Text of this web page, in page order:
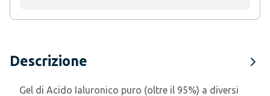
Descrizione
Gel di Acido Ialuronico puro (oltre il 95%) a diversi